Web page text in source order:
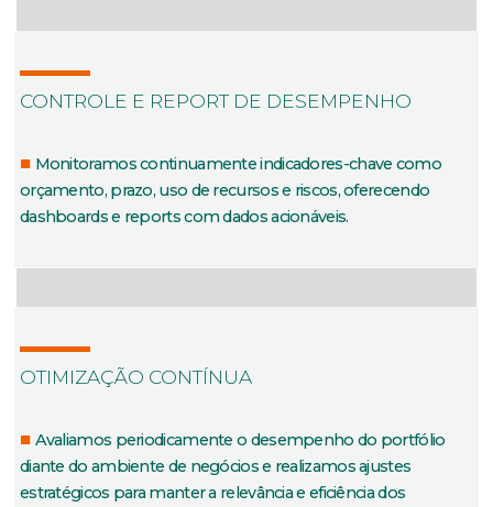
CONTROLE E REPORT DE DESEMPENHO
Monitoramos continuamente indicadores-chave como
orçamento, prazo, uso de recursos e riscos, oferecendo
dashboards e reports com dados acionáveis.
OTIMIZAÇÃO CONTÍNUA
Avaliamos periodicamente o desempenho do portfólio
diante do ambiente de negócios e realizamos ajustes
estratégicos para manter a relevância e eficiência dos